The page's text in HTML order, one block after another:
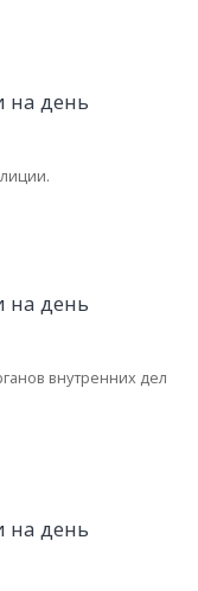
внутренних дел